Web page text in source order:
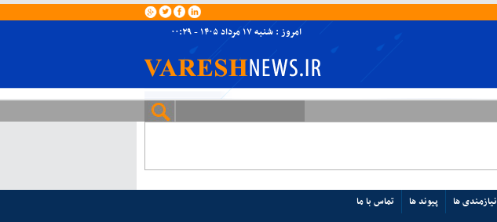
امروز : شنبه ۱۷ مرداد ۱۴۰۵ - ۰۰:۲۹
نیازمندی ها پیوند ها تماس با ما